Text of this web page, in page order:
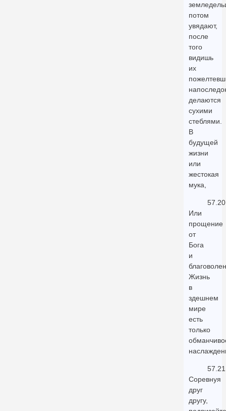
потом
увядают,
после
того
видишь
их
делаются
сухими
стеблями.
В
будущей
жизни
или
жестокая
мука,
57.20
Или
прощение
от
Бога
и
Жизнь
в
здешнем
мире
есть
только
57.21
Соревнуя
друг
другу,